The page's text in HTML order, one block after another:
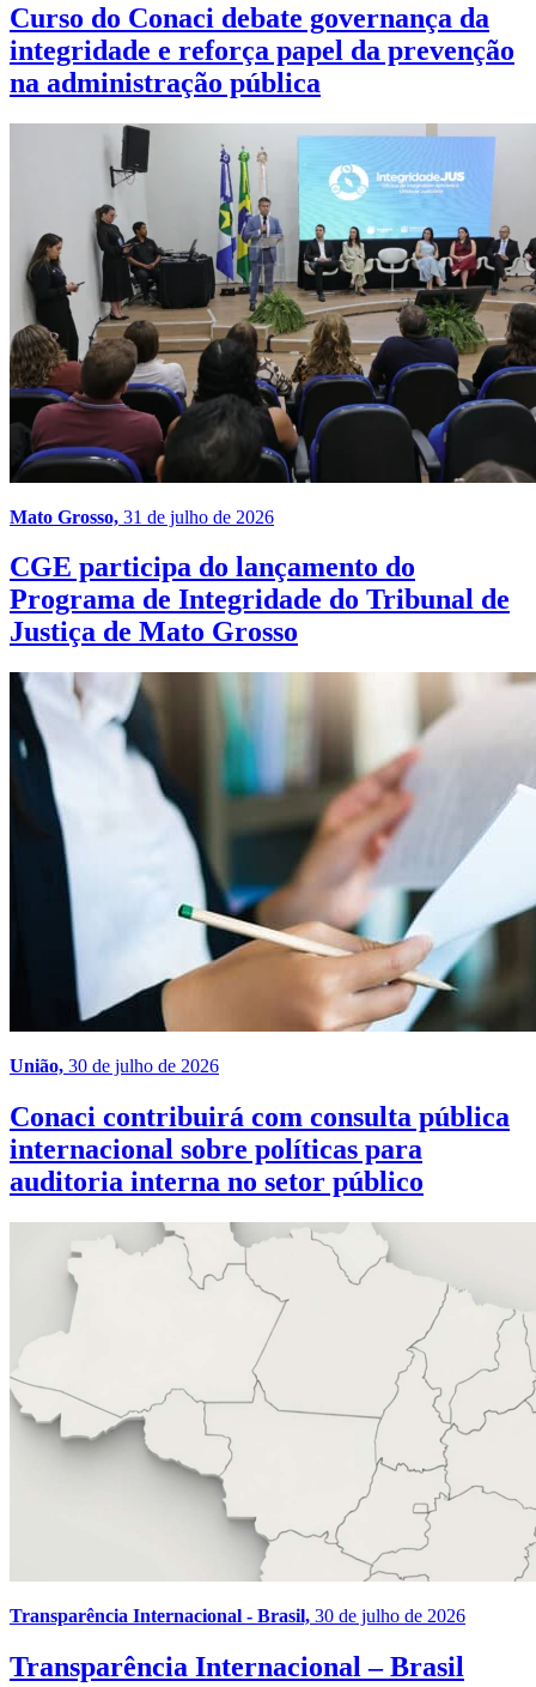
Curso do Conaci debate governança da
integridade e reforça papel da prevenção
na administração pública
Mato Grosso, 31 de julho de 2026
CGE participa do lançamento do
Programa de Integridade do Tribunal de
Justiça de Mato Grosso
União, 30 de julho de 2026
Conaci contribuirá com consulta pública
internacional sobre políticas para
auditoria interna no setor público
Transparência Internacional - Brasil, 30 de julho de 2026
Transparência Internacional – Brasil